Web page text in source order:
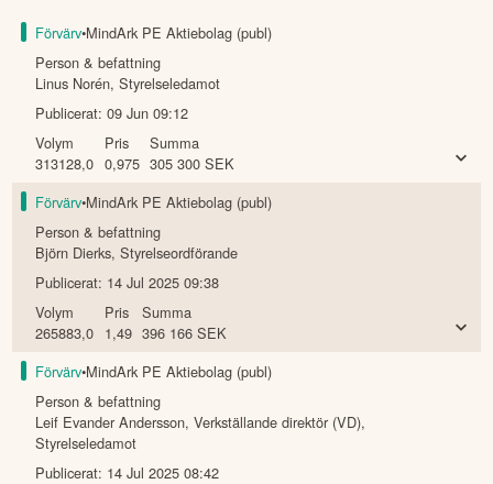
Förvärv•MindArk PE Aktiebolag (publ)
Person & befattning
Linus Norén,Styrelseledamot
Publicerat:09 Jun 09:12
Volym
313128,0
Pris
0,975
Summa
305 300 SEK
Förvärv•MindArk PE Aktiebolag (publ)
Person & befattning
Björn Dierks,Styrelseordförande
Publicerat: 14 Jul 2025 09:38
Volym
265883,0
Pris
1,49
Summa
396 166 SEK
Förvärv•MindArk PE Aktiebolag (publ)
Person & befattning
Leif Evander Andersson,Verkställande direktör (VD),
Styrelseledamot
Publicerat: 14 Jul 2025 08:42